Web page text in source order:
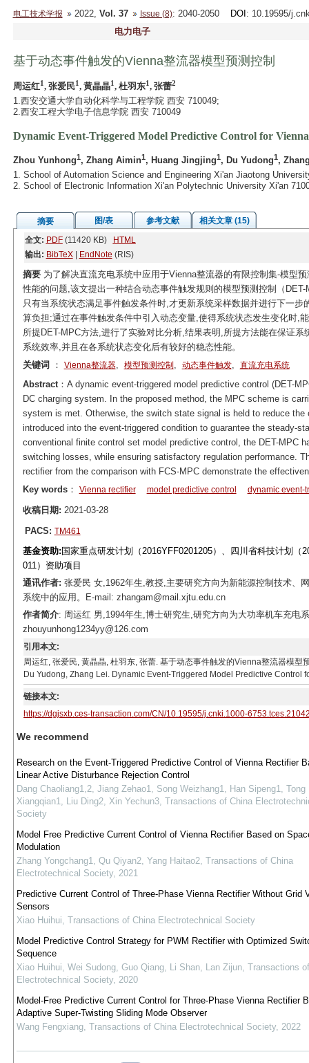
电工技术学报 2022, Vol. 37 Issue (8): 2040-2050 DOI : 10.19595/
电力电子
基于动态事件触发的Vienna整流器模型预测控制
周运红1, 张爱民1, 黄晶晶1, 杜羽东1, 张蕾2
1.西安交通大学自动化科学与工程学院 西安 710049;
2.西安工程大学电子信息学院 西安 710049
Dynamic Event-Triggered Model Predictive Control for
Zhou Yunhong1, Zhang Aimin1, Huang Jingjing1, Du Yudong1,
1. School of Automation Science and Engineering Xi'an Jiaotong
2. School of Electronic Information Xi'an Polytechnic University Xi'an
摘要 图/表 参考文献
相关文章 (15)
全文: PDF(11420 KB)
HTML
输出: BibTeX| EndNote (RIS)
摘要为了解决直流充电系统中应用于Vienna整流器的有限控制集-模型
性能的问题,该文提出一种结合动态事件触发规则的模型预测控制（
只有当系统状态满足事件触发条件时,才更新系统采样数据并进行下一
算负担;通过在事件触发条件中引入动态变量,使得系统状态发生变化时,
所提DET-MPC方法,进行了实验对比分析,结果表明,所提方法能在保证
系统效率,并且在各系统状态变化后有较好的稳态性能。
关键词
： Vienna整流器, 模型预测控制 , 动态事件触发, 直流充电系统
Abstract：A dynamic event-triggered model predictive control (DET-
DC charging system. In the proposed method, the MPC scheme is
system is met. Otherwise, the switch state signal is held to reduce
introduced into the event-triggered condition to guarantee the steady-
conventional finite control set model predictive control, the DET-MPC
switching losses, while ensuring satisfactory regulation performance.
rectifier from the comparison with FCS-MPC demonstrate the
Key words： Vienna rectifier model predictive control dynamic event-
收稿日期: 2021-03-28
PACS: TM461
基金资助: 国家重点研发计划（2016YFF0201205）、四川省科技计划
011）资助项目
通讯作者: 张爱民 女,1962年生,教授,主要研究方向为新能源控制技术、
系统中的应用。E-mail: zhangam@mail.xjtu.edu.cn
作者简介: 周运红 男,1994年生,博士研究生,研究方向为大功率机车充电
zhouyunhong1234yy@126.com
引用本文:
周运红, 张爱民, 黄晶晶, 杜羽东, 张蕾. 基于动态事件触发的Vienna整流器模
Du Yudong, Zhang Lei. Dynamic Event-Triggered Model Predictive
链接本文:
https://dgjsxb.ces-transaction.com/CN/10.19595/j.cnki.1000-
We recommend
Research on the Event-Triggered Predictive Control of Vienna Rectifier
Linear Active Disturbance Rejection Control
Dang Chaoliang1,2, Jiang Zehao1, Song Weizhang1, Han Sipeng1, Tong
Xiangqian1, Liu Ding2, Xin Yechun3, Transactions of China
Society
Model Free Predictive Current Control of Vienna Rectifier Based on
Modulation
Zhang Yongchang1, Qu Qiyan2, Yang Haitao2, Transactions of China
Electrotechnical Society, 2021
Predictive Current Control of Three-Phase Vienna Rectifier Without Grid
Sensors
Xiao Huihui, Transactions of China Electrotechnical Society
Model Predictive Control Strategy for PWM Rectifier with Optimized
Sequence
Xiao Huihui, Wei Sudong, Guo Qiang, Li Shan, Lan Zijun, Transactions
Electrotechnical Society, 2020
Model-Free Predictive Current Control for Three-Phase Vienna Rectifier
Adaptive Super-Twisting Sliding Mode Observer
Wang Fengxiang, Transactions of China Electrotechnical Society, 2022